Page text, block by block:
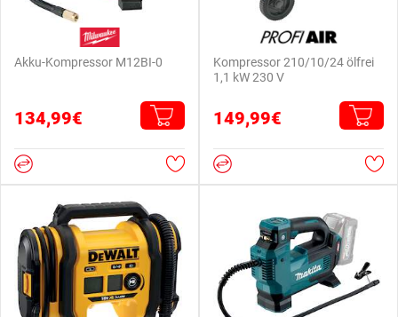
Akku-Kompressor M12BI-0
134,99€
Kompressor 210/10/24 ölfrei
1,1 kW 230 V
149,99€